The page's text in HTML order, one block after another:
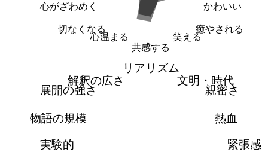
かわいい
癒やされる
笑える
共感する
心温まる
切なくなる
心がざわめく
リアリズム
文明・時代
親密さ
熱血
緊張感
実験的
物語の規模
展開の強さ
解釈の広さ